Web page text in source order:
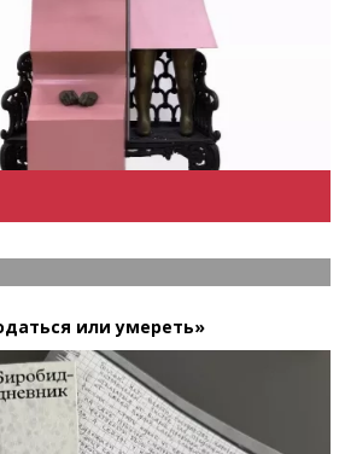
или умереть»